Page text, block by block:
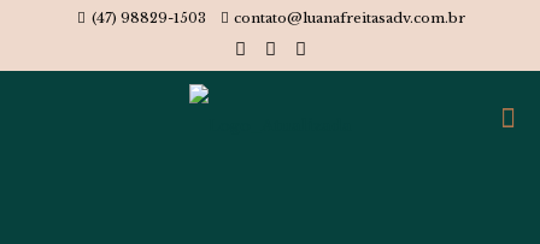
(47) 98829-1503 contato@luanafreitasadv.com.br